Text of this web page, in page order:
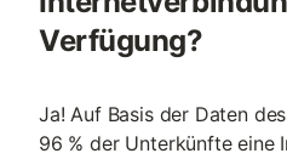
Verfügung?
Ja! Auf Basis der Daten
96 % der Unterkünfte eine